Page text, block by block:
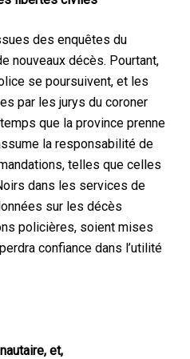
des enquêtes du
nouveaux décès. Pourtant,
se poursuivent, et les
par les jurys du coroner
que la province prenne
la responsabilité de
telles que celles
dans les services de
sur les décès
policières, soient mises
confiance dans l’utilité
et,